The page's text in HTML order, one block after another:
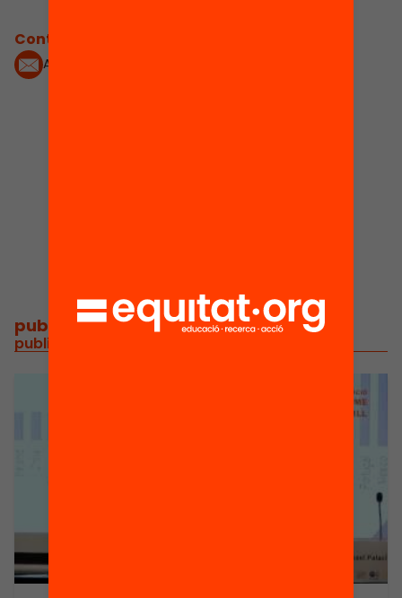
Contacta'm:
Anna.PONS@oecd.org
publicacions i vídeos/
publicacions i vídeos relacionats